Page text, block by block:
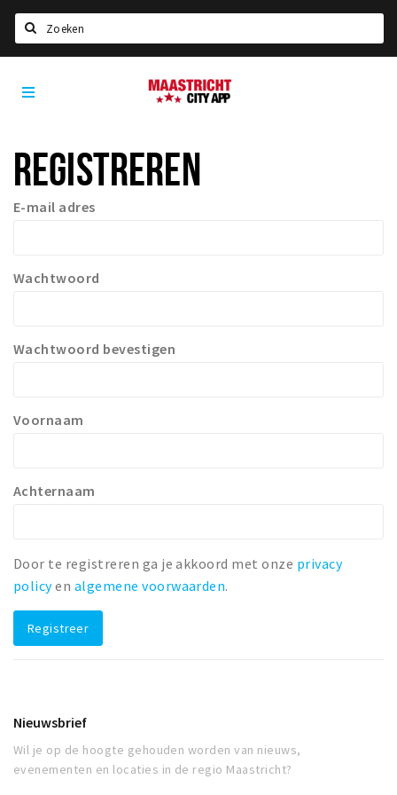
Home
Deals
Party pics
Nieuws, interviews & blogs
Recreatief
Winkelgebieden
Bezienswaardigheden
Toeristische routes
Natuurgebieden
Baroniepoorten
Inloggen
Maastricht
City
REGISTREREN
E-mail adres
Wachtwoord
Wachtwoord bevestigen
Voornaam
Achternaam
Door te registreren ga je akkoord met onze privacy
policyen algemene voorwaarden.
Registreer
Nieuwsbrief
Wil je op de hoogte gehouden worden van nieuws,
evenementen en locaties in de regio Maastricht?